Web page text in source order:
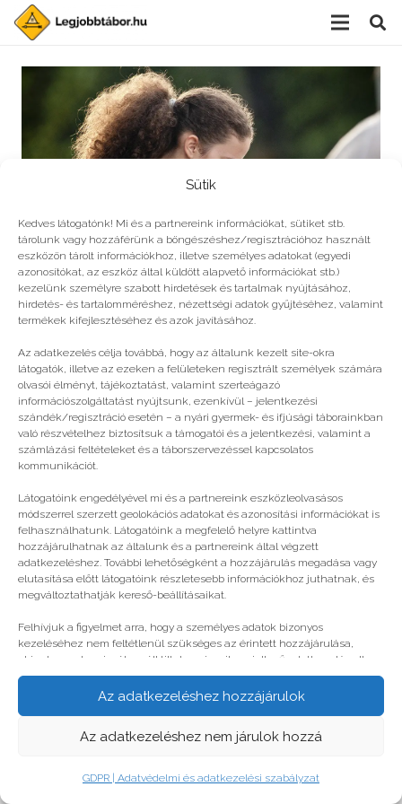
Sütik
Kedves látogatónk! Mi és a partnereink információkat, sütiket stb.
tárolunk vagy hozzáférünk a böngészéshez/regisztrációhoz használt
eszközön tárolt információkhoz, illetve személyes adatokat (egyedi
azonosítókat, az eszköz által küldött alapvető információkat stb.)
kezelünk személyre szabott hirdetések és tartalmak nyújtásához,
hirdetés- és tartalomméréshez, nézettségi adatok gyűjtéséhez, valamint
termékek kifejlesztéséhez és azok javításához.
Az adatkezelés célja továbbá, hogy az általunk kezelt site-okra
látogatók, illetve az ezeken a felületeken regisztrált személyek számára
olvasói élményt, tájékoztatást, valamint szerteágazó
információszolgáltatást nyújtsunk, ezenkívül – jelentkezési
szándék/regisztráció esetén – a nyári gyermek- és ifjúsági táborainkban
való részvételhez biztosítsuk a támogatói és a jelentkezési, valamint a
számlázási feltételeket és a táborszervezéssel kapcsolatos
kommunikációt.
Látogatóink engedélyével mi és a partnereink eszközleolvasásos
módszerrel szerzett geolokációs adatokat és azonosítási információkat is
felhasználhatunk. Látogatóink a megfelelő helyre kattintva
hozzájárulhatnak az általunk és a partnereink által végzett
adatkezeléshez. További lehetőségként a hozzájárulás megadása vagy
elutasítása előtt látogatóink részletesebb információkhoz juthatnak, és
megváltoztathatják kereső-beállításaikat.
Felhívjuk a figyelmet arra, hogy a személyes adatok bizonyos
kezeléséhez nem feltétlenül szükséges az érintett hozzájárulása,
akinek azonban jogában áll tiltakozni az ilyen jellegű adatkezelés ellen.
A beállítások csak erre a weboldalra érvényesek. Erre a webhelyre
visszatérve vagy az ADATKEZELÉSI TÁJÉKOZTATÓ, ADATVÉDELMI ÉS
Az adatkezeléshez hozzájárulok
Az adatkezeléshez nem járulok hozzá
GDPR | Adatvédelmi és adatkezelési szabályzat
Éld túl 4 lépésben: digitális oktatás
© legjobbtabor.hu
GDPR | Adatvédelmi és adatkezelési szabályzat